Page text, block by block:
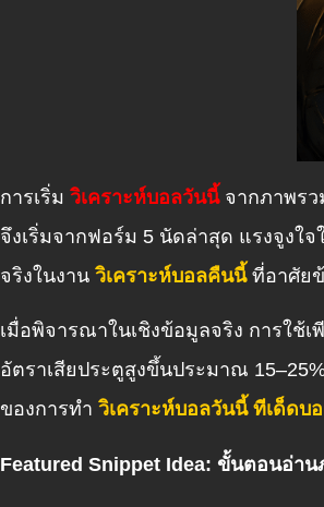
การเริ่ม วิเคราะห์บอลวันนี้จากภาพรว
จึงเริ่มจากฟอร์ม 5 นัดล่าสุด แรงจูงใ
จริงในงาน วิเคราะห์บอลคืนนี้ที่อาศัยข้
เมื่อพิจารณาในเชิงข้อมูลจริง การใช้เ
อัตราเสียประตูสูงขึ้นประมาณ
ของการทำ วิเคราะห์บอลวันนี้ ทีเด็ดบ
Featured Snippet Idea: ขั้นตอนอ่า